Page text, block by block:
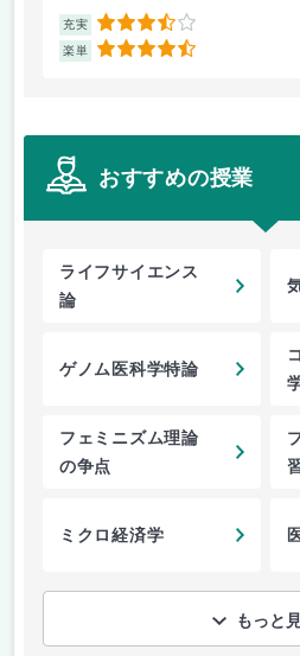
充実 3.5
楽単 4.5
おすすめの授業
ライフサイエンス
論
ゲノム医科学特論
フェミニズム理論
の争点
ミクロ経済学
もっと